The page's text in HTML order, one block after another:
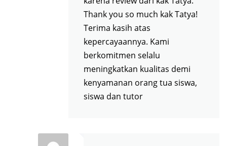
Thank you so much kak Tatya!
Terima kasih atas
kepercayaannya. Kami
berkomitmen selalu
meningkatkan kualitas demi
kenyamanan orang tua siswa,
siswa dan tutor